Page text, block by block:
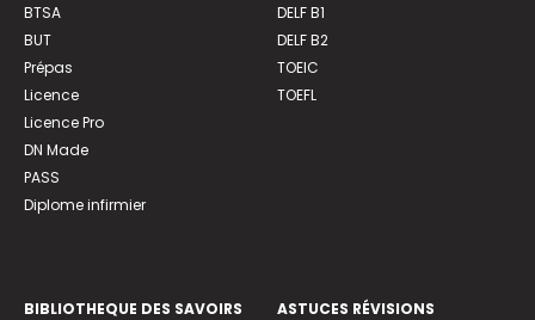
BTSA
BUT
Prépas
Licence
Licence Pro
DN Made
PASS
Diplome infirmier
DELF B1
DELF B2
TOEIC
TOEFL
BIBLIOTHEQUE DES SAVOIRS
ASTUCES RÉVISIONS